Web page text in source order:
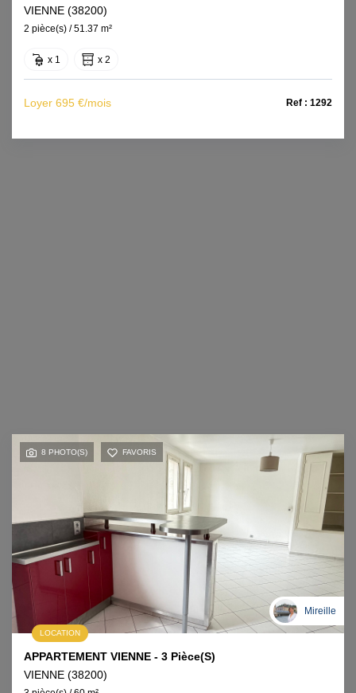
VIENNE (38200)
2 pièce(s) / 51.37 m²
x 1 x 2
Loyer 695 €/mois Ref : 1292
8 PHOTO(S) FAVORIS
Mireille
LOCATION
APPARTEMENT VIENNE - 3 Pièce(s)
VIENNE (38200)